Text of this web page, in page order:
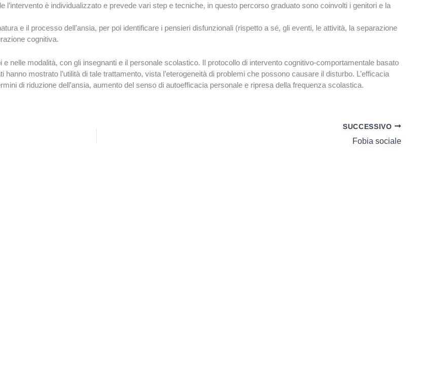
l’intervento è individualizzato e prevede vari step e tecniche, in questo percorso graduato sono coinvolti i genitori e la
e il processo dell’ansia, per poi identificare i pensieri disfunzionali (rispetto a sé, gli eventi, le attività, la separazione
cognitiva.
nelle modalità, con gli insegnanti e il personale scolastico. Il protocollo di intervento cognitivo-comportamentale basato
mostrato l’utilità di tale trattamento, vista l’eterogeneità di problemi che possono causare il disturbo. L’efficacia
di riduzione dell’ansia, aumento del senso di autoefficacia personale e ripresa della frequenza scolastica.
SUCCESSIVO
Fobia sociale